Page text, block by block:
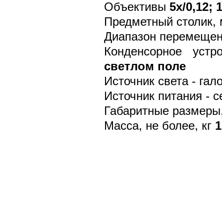
Объективы 5х/0,12;
Предметный
Диапазон
Конденсорное
светлом поле
Источник света -
Источник питания -
Габаритные
Масса, не более, кг